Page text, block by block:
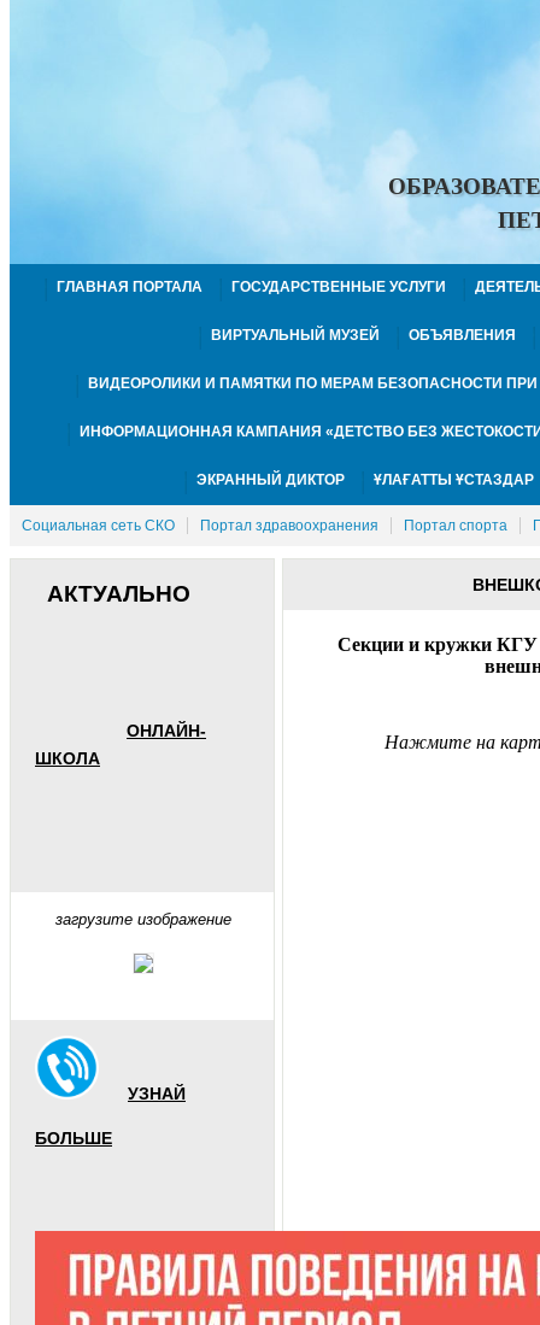
ГЛАВНАЯ ПОРТАЛА ГОСУДАРСТВЕННЫЕ УСЛУГИ
ВИРТУАЛЬНЫЙ МУЗЕЙ ОБЪЯВЛЕНИЯ
ВИДЕОРОЛИКИ И ПАМЯТКИ ПО МЕРАМ БЕЗОПАСНОСТИ
ИНФОРМАЦИОННАЯ КАМПАНИЯ «ДЕТСТВО БЕЗ
ЭКРАННЫЙ ДИКТОР ҰЛАҒАТТЫ ҰСТАЗДАР
Социальная сеть СКО Портал здравоохранения Портал спорта
АКТУАЛЬНО
ОНЛАЙН-
ШКОЛА
загрузите изображение
УЗНАЙ
БОЛЬШЕ
Секции и кружки КГУ
Нажмите на